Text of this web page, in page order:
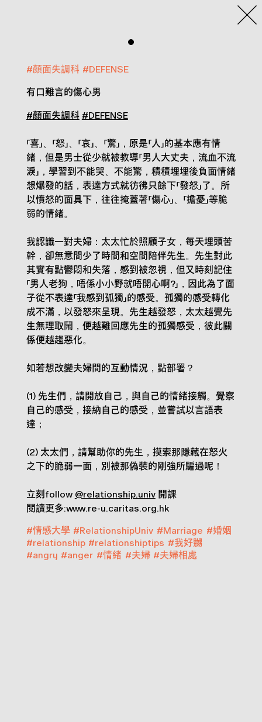
#顏面失調科 #DEFENSE
有口難言的傷心男
#顏面失調科 #DEFENSE
「喜」、「怒」、「哀」、「驚」，原是「人」的基本應有情
緒，但是男士從少就被教導「男人大丈夫，流血不流
淚」，學習到不能哭、不能驚，積積埋埋後負面情緒
想爆發的話，表達方式就彷彿只餘下「發怒」了。所
以憤怒的面具下，往往掩蓋著「傷心」、「擔憂」等脆
弱的情緒。
我認識一對夫婦：太太忙於照顧子女，每天埋頭苦
幹，卻無意間少了時間和空間陪伴先生。先生對此
其實有點鬱悶和失落，感到被忽視，但又時刻記住
「男人老狗，唔係小小野就唔開心啊?」，因此為了面
子從不表達「我感到孤獨」的感受。孤獨的感受轉化
成不滿，以發怒來呈現。先生越發怒，太太越覺先
生無理取鬧，便越難回應先生的孤獨感受，彼此關
係便越趨惡化。
如若想改變夫婦間的互動情況，點部署？
(1) 先生們，請開放自己，與自己的情緒接觸。覺察
自己的感受，接納自己的感受，並嘗試以言語表
達；
(2) 太太們，請幫助你的先生，摸索那隱藏在怒火
之下的脆弱一面，別被那偽裝的剛強所騙過呢！
立刻follow @relationship.univ開課
閱讀更多:www.re-u.caritas.org.hk
#情感大學 #RelationshipUniv #Marriage #婚姻
#relationship #relationshiptips #我好嬲
#angry #anger #情緒 #夫婦 #夫婦相處